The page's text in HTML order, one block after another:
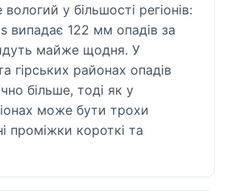
у більшості регіонів:
випадає 122 мм опадів за
майже щодня. У
гірських районах опадів
більше, тоді як у
може бути трохи
проміжки короткі та